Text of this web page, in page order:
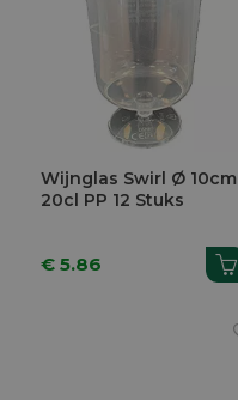
Wijnglas Swirl Ø 10cm
20cl PP 12 Stuks
€ 5.86